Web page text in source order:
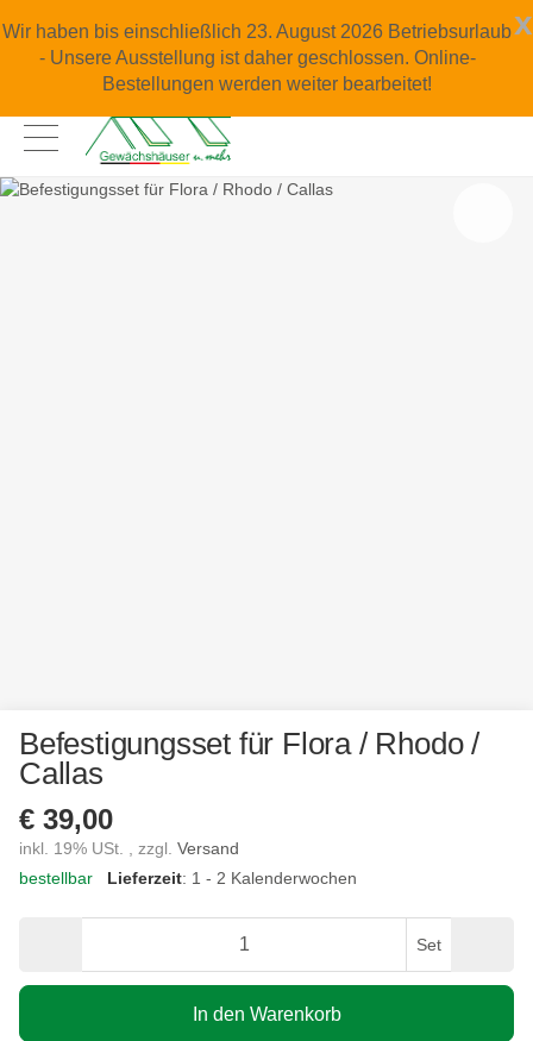
x
Wir haben bis einschließlich 23. August 2026 Betriebsurlaub
- Unsere Ausstellung ist daher geschlossen. Online-
Bestellungen werden weiter bearbeitet!
Befestigungsset für Flora / Rhodo /
Callas
€ 39,00
inkl. 19% USt. , zzgl. Versand
bestellbar
Lieferzeit: 1 - 2 Kalenderwochen
Set
In den Warenkorb